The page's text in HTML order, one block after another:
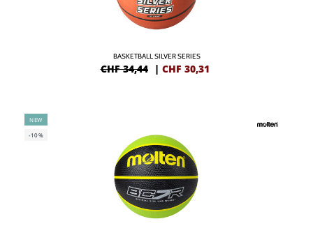
BASKETBALL SILVER SERIES
CHF 34,44 | CHF 30,31
NEW
-10%